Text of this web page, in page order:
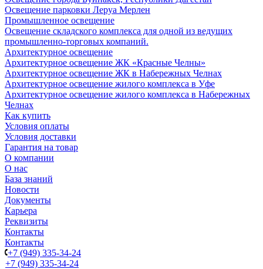
Освещение парковки Леруа Мерлен
Промышленное освещение
Освещение складского комплекса для одной из ведущих
промышленно-торговых компаний.
Архитектурное освещение
Архитектурное освещение ЖК «Красные Челны»
Архитектурное освещение ЖК в Набережных Челнах
Архитектурное освещение жилого комплекса в Уфе
Архитектурное освещение жилого комплекса в Набережных
Челнах
Как купить
Условия оплаты
Условия доставки
Гарантия на товар
О компании
О нас
База знаний
Новости
Документы
Карьера
Реквизиты
Контакты
Контакты
+7 (949) 335-34-24
+7 (949) 335-34-24